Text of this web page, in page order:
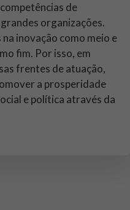
de
organizações.
inovação como meio e
fim. Por isso, em
frentes de atuação,
a prosperidade
e política através da